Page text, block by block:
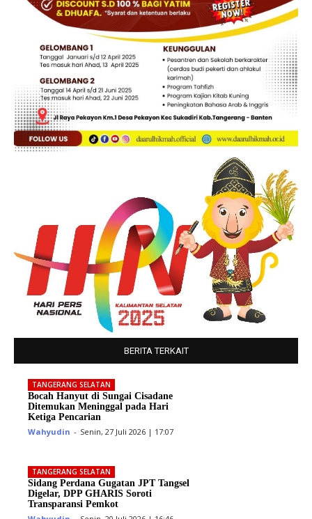
BERITA TERKAIT
TANGERANG SELATAN
Bocah Hanyut di Sungai Cisadane
Ditemukan Meninggal pada Hari
Ketiga Pencarian
Wahyudin - Senin, 27 Juli 2026 | 17:07
TANGERANG SELATAN
Sidang Perdana Gugatan JPT Tangsel
Digelar, DPP GHARIS Soroti
Transparansi Pemkot